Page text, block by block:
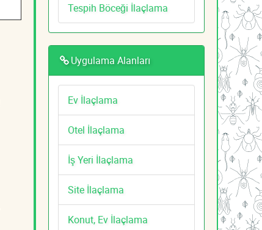
Tespih Böceği İlaçlama
Uygulama Alanları
Ev İlaçlama
Otel İlaçlama
İş Yeri İlaçlama
Site İlaçlama
Konut, Ev İlaçlama